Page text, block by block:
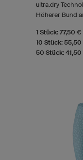
ultra.dry
Höherer Bund
1 Stück: 77,50
10 Stück:
50 Stück: